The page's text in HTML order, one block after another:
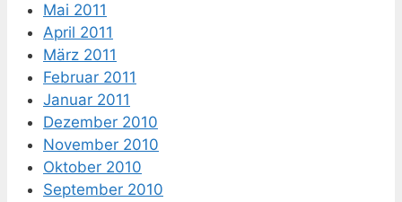
Mai 2011
April 2011
März 2011
Februar 2011
Januar 2011
Dezember 2010
November 2010
Oktober 2010
September 2010